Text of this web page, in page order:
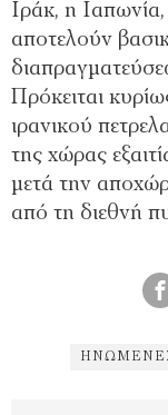
Ιράκ, η
αποτελούν
Πρόκειται
ιρανικού
της χώρας
μετά την
από τη διεθνή